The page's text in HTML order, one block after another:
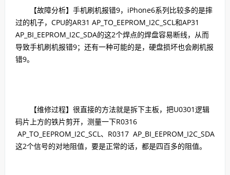
【故障分析】手机刷机报错9，iPhone6系列比较多的是摔
过的机子，CPU的AR31 AP_TO_EEPROM_I2C_SCL和AP31
AP_BI_EEPROM_I2C_SDA的这2个焊点的焊盘容易断线，从而
导致手机刷机报错9；还有一种可能的是，硬盘损坏也会刷机报
错9。
【维修过程】很直接的方法就是拆下主板，把U0301逻辑
码片上方的铁片剪开，测量一下R0316
AP_TO_EEPROM_I2C_SCL、R0317 AP_BI_EEPROM_I2C_SDA
这2个信号的对地阻值，要是正常的话，都是四百多的阻值。